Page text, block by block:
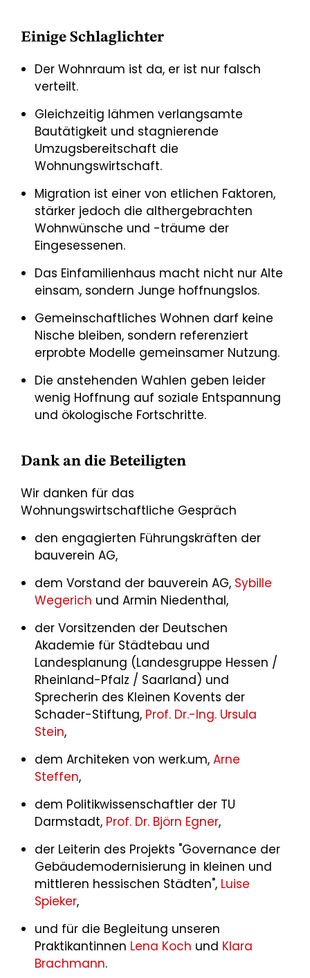
Einige Schlaglichter
Der Wohnraum ist da, er ist nur falsch
verteilt.
Gleichzeitig lähmen verlangsamte
Bautätigkeit und stagnierende
Umzugsbereitschaft die
Wohnungswirtschaft.
Migration ist einer von etlichen Faktoren,
stärker jedoch die althergebrachten
Wohnwünsche und -träume der
Eingesessenen.
Das Einfamilienhaus macht nicht nur Alte
einsam, sondern Junge hoffnungslos.
Gemeinschaftliches Wohnen darf keine
Nische bleiben, sondern referenziert
erprobte Modelle gemeinsamer Nutzung.
Die anstehenden Wahlen geben leider
wenig Hoffnung auf soziale Entspannung
und ökologische Fortschritte.
Dank an die Beteiligten
Wir danken für das
Wohnungswirtschaftliche Gespräch
den engagierten Führungskräften der
bauverein AG,
dem Vorstand der bauverein AG, Sybille
Wegerich und Armin Niedenthal,
der Vorsitzenden der Deutschen
Akademie für Städtebau und
Landesplanung (Landesgruppe Hessen /
Rheinland-Pfalz / Saarland) und
Sprecherin des Kleinen Kovents der
Schader-Stiftung, Prof. Dr.-Ing. Ursula
Stein,
dem Architeken von werk.um, Arne
Steffen,
dem Politikwissenschaftler der TU
Darmstadt, Prof. Dr. Björn Egner,
der Leiterin des Projekts "Governance der
Gebäudemodernisierung in kleinen und
mittleren hessischen Städten", Luise
Spieker,
und für die Begleitung unseren
Praktikantinnen Lena Koch und Klara
Brachmann.